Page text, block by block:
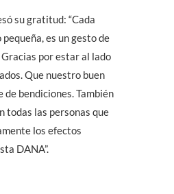
su gratitud: “Cada
es un gesto de
por estar al lado
Que nuestro buen
de bendiciones. También
todas las personas que
los efectos
DANA”.